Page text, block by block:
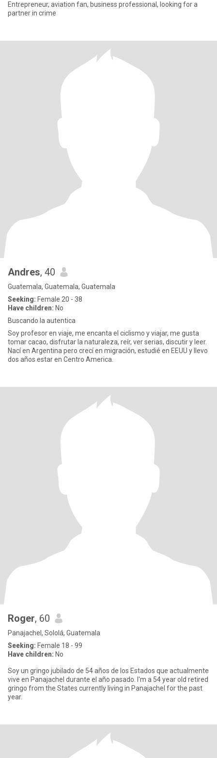
Entrepreneur, aviation fan, business professional, looking for a
partner in crime
Andres, 40
Guatemala, Guatemala, Guatemala
Seeking: Female 20 - 38
Have children: No
Buscando la autentica
Soy profesor en viaje, me encanta el ciclismo y viajar, me gusta
tomar cacao, disfrutar la naturaleza, reír, ver serias, discutir y leer.
Nací en Argentina pero crecí en migración, estudié en EEUU y llevo
dos años estar en Centro America.
Roger, 60
Panajachel, Sololá, Guatemala
Seeking: Female 18 - 99
Have children: No
Soy un gringo jubilado de 54 años de los Estados que actualmente
vive en Panajachel durante el año pasado. I'm a 54 year old retired
gringo from the States currently living in Panajachel for the past
year.